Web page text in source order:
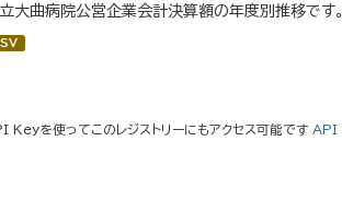
大曲病院公営企業会計決算額の年度別推移です。
Keyを使ってこのレジストリーにもアクセス可能です API